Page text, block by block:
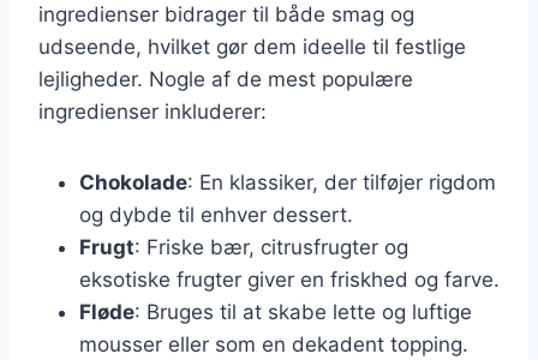
ingredienser bidrager til både smag og
udseende, hvilket gør dem ideelle til festlige
lejligheder. Nogle af de mest populære
ingredienser inkluderer:
Chokolade: En klassiker, der tilføjer rigdom
og dybde til enhver dessert.
Frugt: Friske bær, citrusfrugter og
eksotiske frugter giver en friskhed og farve.
Fløde: Bruges til at skabe lette og luftige
mousser eller som en dekadent topping.